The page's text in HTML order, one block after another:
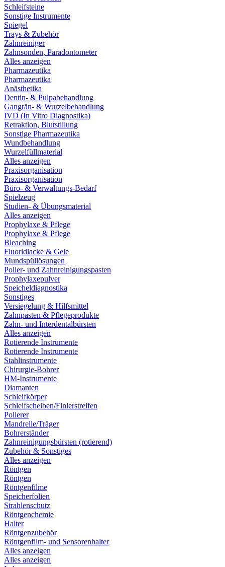
Schleifsteine
Sonstige Instrumente
Spiegel
Trays & Zubehör
Zahnreiniger
Zahnsonden, Paradontometer
Alles anzeigen
Pharmazeutika
Pharmazeutika
Anästhetika
Dentin- & Pulpabehandlung
Gangrän- & Wurzelbehandlung
IVD (In Vitro Diagnostika)
Retraktion, Blutstillung
Sonstige Pharmazeutika
Wundbehandlung
Wurzelfüllmaterial
Alles anzeigen
Praxisorganisation
Praxisorganisation
Büro- & Verwaltungs-Bedarf
Spielzeug
Studien- & Übungsmaterial
Alles anzeigen
Prophylaxe & Pflege
Prophylaxe & Pflege
Bleaching
Fluoridlacke & Gele
Mundspüllösungen
Polier- und Zahnreinigungspasten
Prophylaxepulver
Speicheldiagnostika
Sonstiges
Versiegelung & Hilfsmittel
Zahnpasten & Pflegeprodukte
Zahn- und Interdentalbürsten
Alles anzeigen
Rotierende Instrumente
Rotierende Instrumente
Stahlinstrumente
Chirurgie-Bohrer
HM-Instrumente
Diamanten
Schleifkörper
Schleifscheiben/Finierstreifen
Polierer
Mandrelle/Träger
Bohrerständer
Zahnreinigungsbürsten (rotierend)
Zubehör & Sonstiges
Alles anzeigen
Röntgen
Röntgen
Röntgenfilme
Speicherfolien
Strahlenschutz
Röntgenchemie
Halter
Röntgenzubehör
Röntgenfilm- und Sensorenhalter
Alles anzeigen
Alles anzeigen